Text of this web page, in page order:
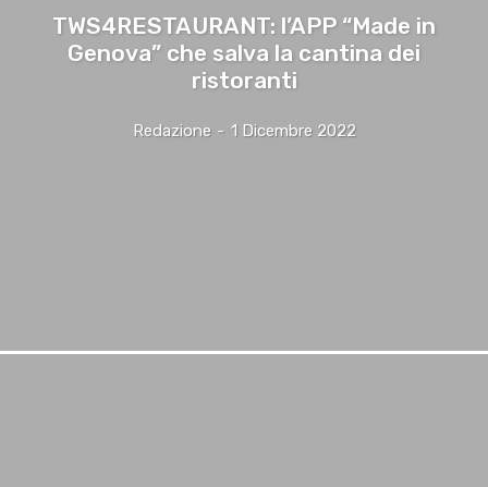
TWS4RESTAURANT: l’APP “Made in
Genova” che salva la cantina dei
ristoranti
Redazione - 1 Dicembre 2022